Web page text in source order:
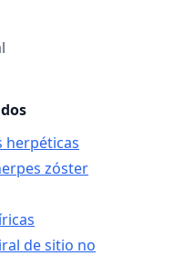
herpéticas
zóster
de sitio no